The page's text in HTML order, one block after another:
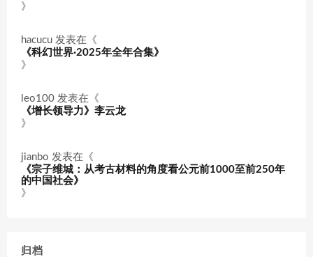
》
hacucu 发表在《
《科幻世界·2025年全年合集》
》
leo100 发表在《
《增长领导力》李云龙
》
jianbo 发表在《
《宗子维城：从考古材料的角度看公元前1000至前250年
的中国社会》
》
归档